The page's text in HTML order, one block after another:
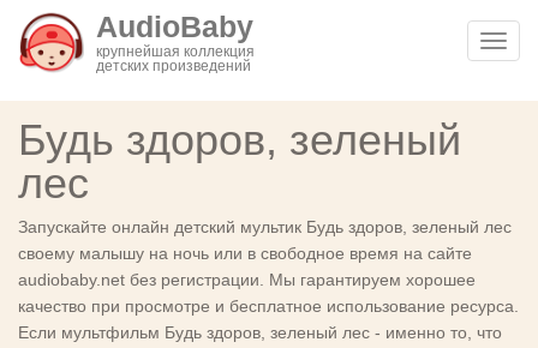
AudioBaby
крупнейшая коллекция
детских произведений
Будь здоров, зеленый
лес
Запускайте онлайн детский мультик Будь здоров, зеленый лес
своему малышу на ночь или в свободное время на сайте
audiobaby.net без регистрации. Мы гарантируем хорошее
качество при просмотре и бесплатное использование ресурса.
Если мультфильм Будь здоров, зеленый лес - именно то, что